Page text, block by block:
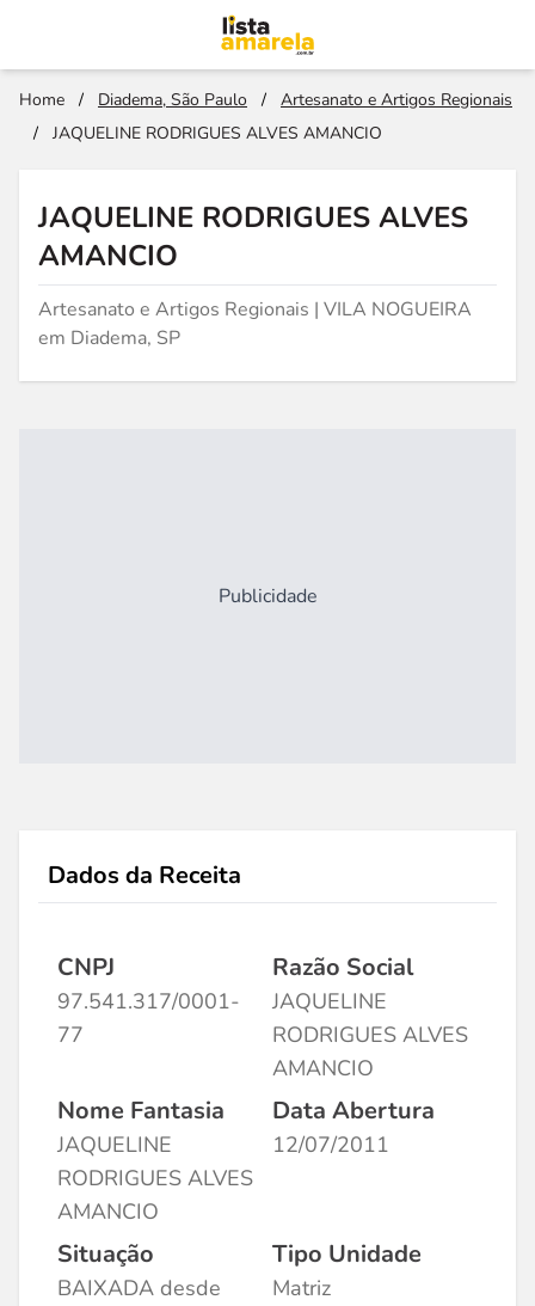
Home / Diadema, São Paulo /
Artesanato e Artigos Regionais
/
JAQUELINE RODRIGUES ALVES AMANCIO
JAQUELINE RODRIGUES ALVES
AMANCIO
Artesanato e Artigos Regionais | VILA NOGUEIRA
em Diadema, SP
Publicidade
Dados da Receita
CNPJ
97.541.317/0001-
77
Razão Social
JAQUELINE
RODRIGUES ALVES
AMANCIO
Nome Fantasia
JAQUELINE
RODRIGUES ALVES
AMANCIO
Data Abertura
12/07/2011
Situação
BAIXADA desde
Tipo Unidade
Matriz